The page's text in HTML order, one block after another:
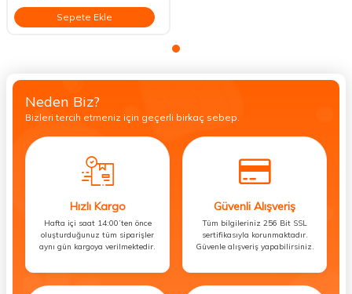
Sepete Ekle
Neden Biz?
Bizleri tercih etmeniz için geçerli birkaç sebep.
Hızlı Kargo
Hafta içi saat 14:00’ten önce
oluşturduğunuz tüm siparişler
aynı gün kargoya verilmektedir.
Güvenli Alışveriş
Tüm bilgileriniz 256 Bit SSL
sertifikasıyla korunmaktadır.
Güvenle alışveriş yapabilirsiniz.